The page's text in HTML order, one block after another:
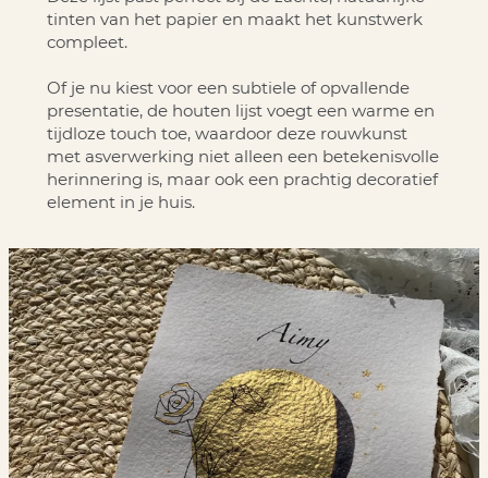
tinten van het papier en maakt het kunstwerk
compleet.
Of je nu kiest voor een subtiele of opvallende
presentatie, de houten lijst voegt een warme en
tijdloze touch toe, waardoor deze rouwkunst
met asverwerking niet alleen een betekenisvolle
herinnering is, maar ook een prachtig decoratief
element in je huis.